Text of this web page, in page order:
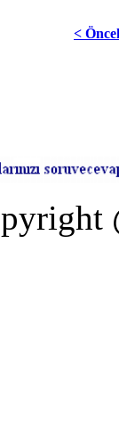
<